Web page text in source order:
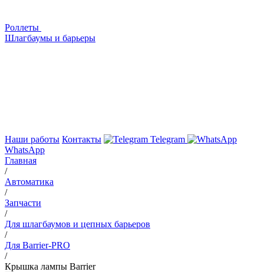
Роллеты
Шлагбаумы и барьеры
Наши работы Контакты
Telegram
WhatsApp
Главная
/
Автоматика
/
Запчасти
/
Для шлагбаумов и цепных барьеров
/
Для Barrier-PRO
/
Крышка лампы Barrier